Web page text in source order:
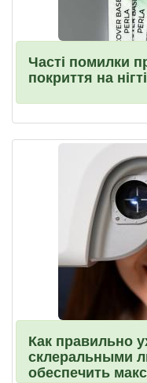
Часті помилки
покриття на нігті
Как правильно
склеральными
обеспечить